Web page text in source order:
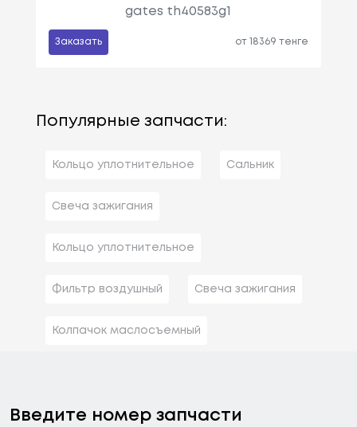
gates th40583g1
Заказать от 18369 тенге
Популярные запчасти:
Кольцо уплотнительное Сальник
Свеча зажигания
Кольцо уплотнительное
Фильтр воздушный Свеча зажигания
Колпачок маслосъемный
Введите номер запчасти